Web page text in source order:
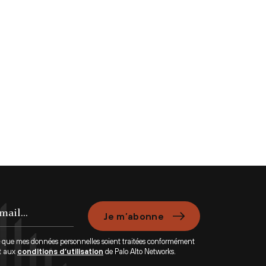
Je m’abonne
mes données personnelles soient traitées conformément
aux conditions d’utilisation de Palo Alto Networks.